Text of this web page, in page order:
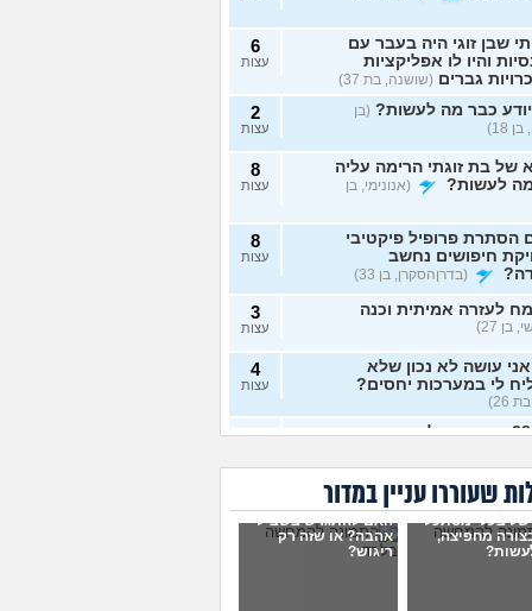
שבן זוגי היה בעבר עם
והיו לו אפליקציות
גברים (שושנה, בת 37)
6
עצות
כבר מה לעשות? (בן
18)
2
עצות
של בת זוגתי הרימה עליה
מה לעשות?
(אנונימי, בן
8
עצות
הסתרת פרופיל פיקטיבי
חיפושים נחשב
(בדרןהסקרן, בן 33)
8
עצות
לעזרה אמיתית וכנה
בן 27)
3
עצות
עושה לא נכון שלא
לי במערכות יחסים?
26)
4
עצות
בת 28 ואף פעם לא הייתי
ראשון?
(רווקה, בת 28)
6
מתנהגת מוזר?
(אנונימי,
3
עצות
לא הייתי בזוגיות ואני לא
שעוררו עניין במדור
בעלי מסתכל
מחפיצה,
האם להתגרש בשביל
אהבה? או שזה רק
ריגוש?